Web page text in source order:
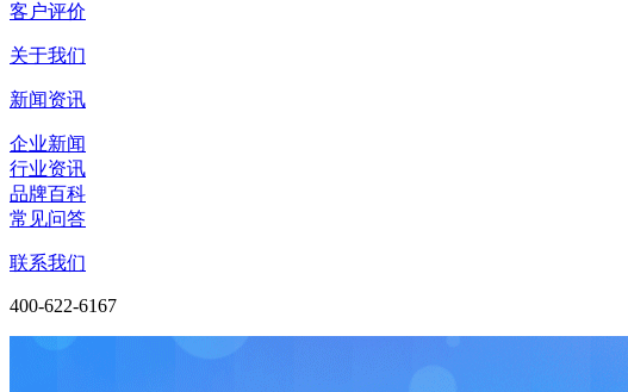
客户评价
关于我们
新闻资讯
企业新闻
行业资讯
品牌百科
常见问答
联系我们
400-622-6167